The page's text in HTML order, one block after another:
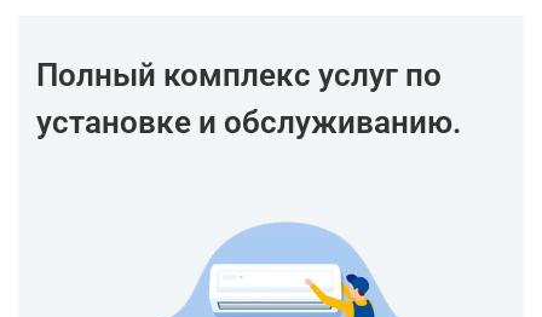
Полный комплекс услуг по
установке и обслуживанию.